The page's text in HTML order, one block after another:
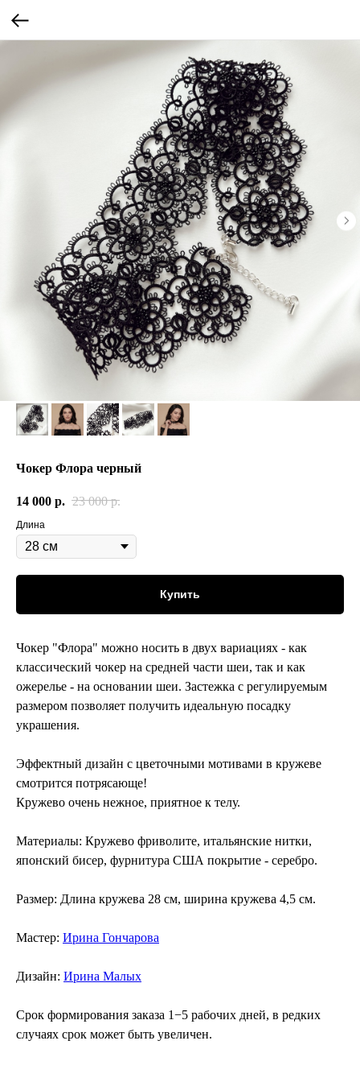
Чокер Флора черный
14 000 р. 23 000 р.
Длина
Купить
Чокер "Флора" можно носить в двух вариациях - как
классический чокер на средней части шеи, так и как
ожерелье - на основании шеи. Застежка с регулируемым
размером позволяет получить идеальную посадку
украшения.
Эффектный дизайн с цветочными мотивами в кружеве
смотрится потрясающе!
Кружево очень нежное, приятное к телу.
Материалы: Кружево фриволите, итальянские нитки,
японский бисер, фурнитура CША покрытие - серебро.
Размер: Длина кружева 28 см, ширина кружева 4,5 см.
Мастер: Ирина Гончарова
Дизайн: Ирина Малых
Срок формирования заказа 1−5 рабочих дней, в редких
случаях срок может быть увеличен.